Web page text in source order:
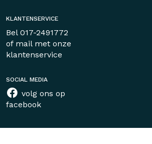
KLANTENSERVICE
Bel 017-2491772
of mail met onze
klantenservice
SOCIAL MEDIA
volg ons op
facebook